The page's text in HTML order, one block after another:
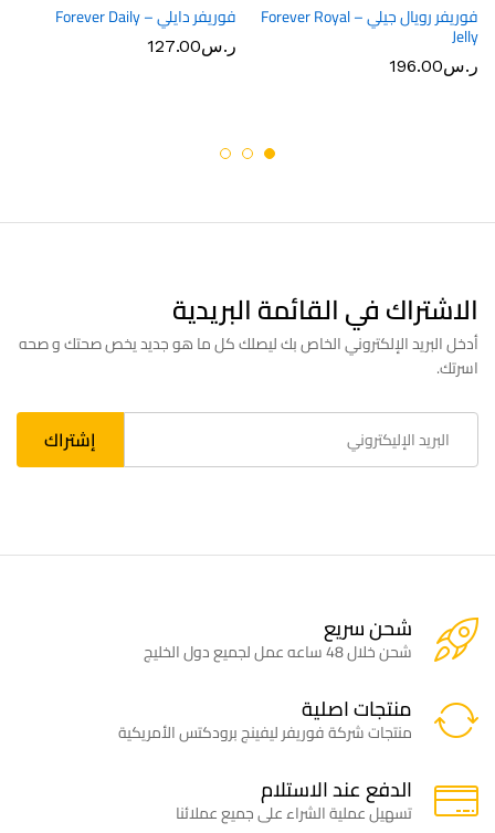
فوريفر رويال جيلي – Forever Royal
Jelly
ر.س196.00
فوريفر دايلي – Forever Daily
ر.س127.00
الاشتراك في القائمة البريدية
أدخل البريد الإلكتروني الخاص بك ليصلك كل ما هو جديد يخص صحتك و صحه
اسرتك.
شحن سريع
شحن خلال 48 ساعه عمل لجميع دول الخليج
منتجات اصلية
منتجات شركة فوريفر ليفينج برودكتس الأمريكية
الدفع عند الاستلام
تسهيل عملية الشراء على جميع عملائنا